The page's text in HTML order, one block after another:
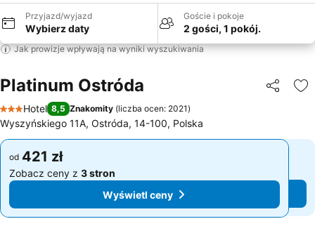
Przyjazd/wyjazd
Wybierz daty
Goście i pokoje
2 gości, 1 pokój.
Jak prowizje wpływają na wyniki wyszukiwania
Platinum Ostróda
3 Kategoria
Hotel 8,5 Znakomity (liczba ocen: 2021)
Wyszyńskiego 11A, Ostróda, 14-100, Polska
od 421 zł
Zobacz ceny z 3 stron
Wyświetl ceny
od 421 zł
Zobacz ceny z 3 stron
Wyświetl ceny